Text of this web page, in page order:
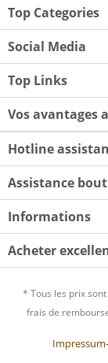
Top Categories
Social Media
Top Links
Vos avantages
Hotline
Assistance
Informations
Acheter
* Tous les prix
frais de
Impressum-